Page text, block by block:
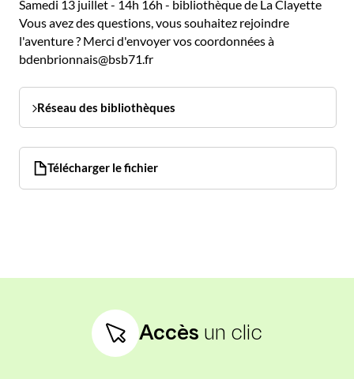
Samedi 13 juillet - 14h 16h - bibliothèque de La Clayette
Vous avez des questions, vous souhaitez rejoindre
l'aventure ? Merci d'envoyer vos coordonnées à
bdenbrionnais@bsb71.fr
Réseau des bibliothèques
Télécharger le fichier
Accès un clic